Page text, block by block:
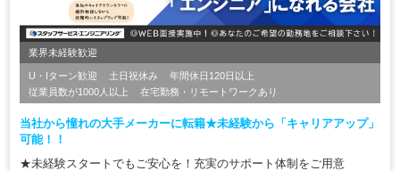
業界未経験歓迎
U・Iターン歓迎 土日祝休み
年間休日120日以上
従業員数が1000人以上
在宅勤務・リモートワークあり
当社から憧れの大手メーカーに転籍★未経験から「キャリアアップ」
可能！！
★未経験スタートでもご安心を！充実のサポート体制をご用意